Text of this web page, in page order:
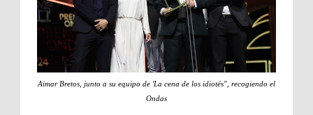
Aimar Bretos, junto a su equipo de 'La cena de los idiotés", recogiendo el
Ondas